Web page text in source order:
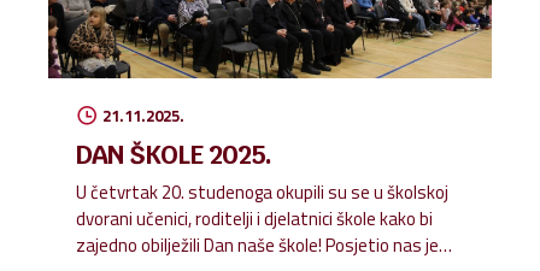
21.11.2025.
DAN ŠKOLE 2025.
U četvrtak 20. studenoga okupili su se u školskoj
dvorani učenici, roditelji i djelatnici škole kako bi
zajedno obilježili Dan naše škole! Posjetio nas je